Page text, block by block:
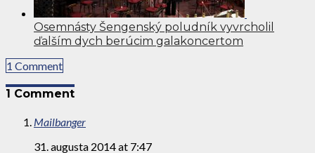
Osemnásty Šengenský poludník vyvrcholil
ďalším dych berúcim galakoncertom
1 Comment
1 Comment
Mailbanger
31. augusta 2014 at 7:47